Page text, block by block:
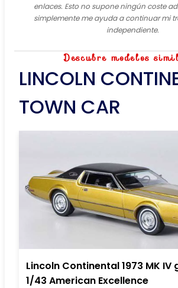
enlaces. Esto no supone ningún coste
simplemente me ayuda a continuar mi
independiente.
Descubre modelos
LINCOLN
TOWN CAR
Lincoln Continental 1973 MK
1/43 American Excellence